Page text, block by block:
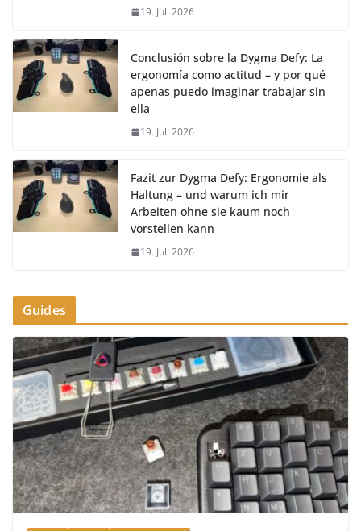
19. Juli 2026
Conclusión sobre la Dygma Defy: La
ergonomía como actitud – y por qué
apenas puedo imaginar trabajar sin
ella
19. Juli 2026
Fazit zur Dygma Defy: Ergonomie als
Haltung – und warum ich mir
Arbeiten ohne sie kaum noch
vorstellen kann
19. Juli 2026
Guides